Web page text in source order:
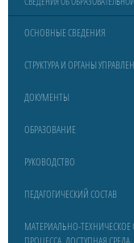
ОСНОВНЫЕ СВЕДЕНИЯ
СТРУКТУРА И ОРГАНЫ
ДОКУМЕНТЫ
ОБРАЗОВАНИЕ
РУКОВОДСТВО
ПЕДАГОГИЧЕСКИЙ СОСТАВ
МАТЕРИАЛЬНО-